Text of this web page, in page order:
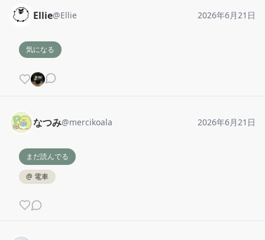
Ellie@Ellie 2026年6月21日
気になる
なつみ@mercikoala 2026年6月21日
まだ読んでる
@ 電車